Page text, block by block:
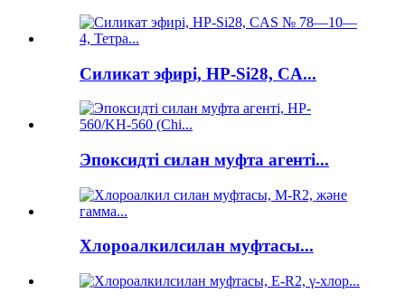
Силикат эфирі, HP-Si28, CA...
Эпоксидті силан муфта агенті...
Хлороалкилсилан муфтасы...